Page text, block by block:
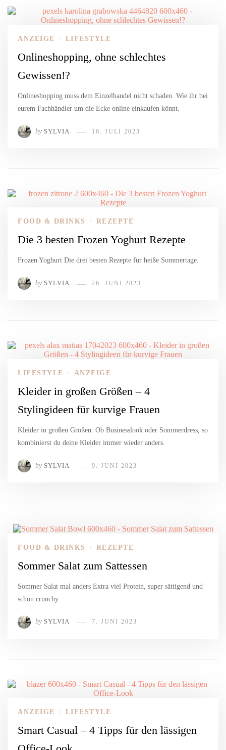
ANZEIGE / LIFESTYLE
Onlineshopping, ohne schlechtes
Gewissen!?
Onlineshopping muss dem Einzelhandel nicht schaden. Wie ihr bei
eurem Fachhändler um die Ecke online einkaufen könnt.
by SYLVIA 16. JULI 2023
FOOD & DRINKS / REZEPTE
Die 3 besten Frozen Yoghurt Rezepte
Frozen Yoghurt Die drei besten Rezepte für heiße Sommertage.
by SYLVIA 26. JUNI 2023
LIFESTYLE / ANZEIGE
Kleider in großen Größen – 4
Stylingideen für kurvige Frauen
Kleider in großen Größen. Ob Businesslook oder Sommerdress, so
kombinierst du deine Kleider immer wieder anders.
by SYLVIA 9. JUNI 2023
FOOD & DRINKS / REZEPTE
Sommer Salat zum Sattessen
Sommer Salat mal anders Extra viel Protein, super sättigend und
schön crunchy.
by SYLVIA 7. JUNI 2023
ANZEIGE / LIFESTYLE
Smart Casual – 4 Tipps für den lässigen